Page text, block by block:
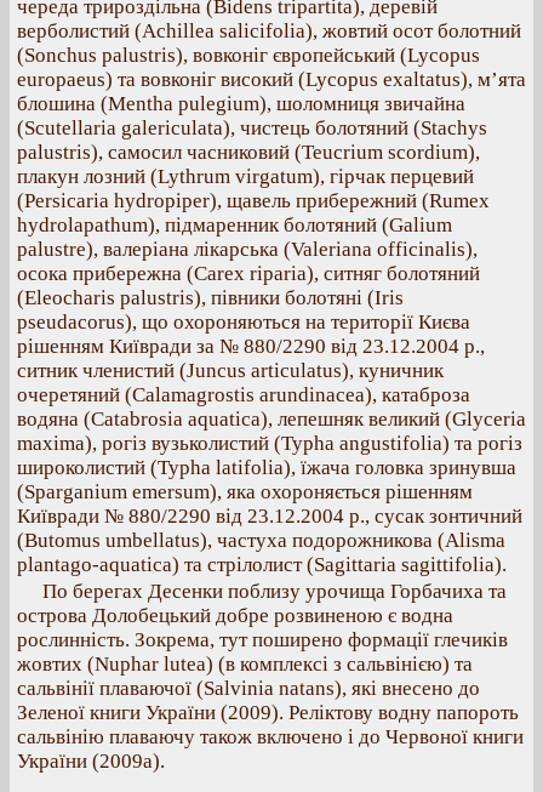
череда трироздільна (Bidens tripartita), деревій
верболистий (Achillea salicifolia), жовтий осот болотний
(Sonchus palustris), вовконіг європейський (Lycopus
europaeus) та вовконіг високий (Lycopus exaltatus), м’ята
блошина (Mentha pulegium), шоломниця звичайна
(Scutellaria galericulata), чистець болотяний (Stachys
palustris), самосил часниковий (Teucrium scordium),
плакун лозний (Lythrum virgatum), гірчак перцевий
(Persicaria hydropiper), щавель прибережний (Rumex
hydrolapathum), підмаренник болотяний (Galium
palustre), валеріана лікарська (Valeriana officinalis),
осока прибережна (Carex riparia), ситняг болотяний
(Eleocharis palustris), півники болотяні (Iris
pseudacorus), що охороняються на території Києва
рішенням Київради за № 880/2290 від 23.12.2004 р.,
ситник членистий (Juncus articulatus), куничник
очеретяний (Calamagrostis arundinacea), катаброза
водяна (Catabrosia aquatica), лепешняк великий (Glyceria
maxima), рогіз вузьколистий (Typha angustifolia) та рогіз
широколистий (Typha latifolia), їжача головка зринувша
(Sparganium emersum), яка охороняється рішенням
Київради № 880/2290 від 23.12.2004 р., сусак зонтичний
(Butomus umbellatus), частуха подорожникова (Alisma
plantago-aquatica) та стрілолист (Sagittaria sagittifolia).
По берегах Десенки поблизу урочища Горбачиха та
острова Долобецький добре розвиненою є водна
рослинність. Зокрема, тут поширено формації глечиків
жовтих (Nuphar lutea) (в комплексі з сальвінією) та
сальвінії плаваючої (Salvinia natans), які внесено до
Зеленої книги України (2009). Реліктову водну папороть
сальвінію плаваючу також включено і до Червоної книги
України (2009а).